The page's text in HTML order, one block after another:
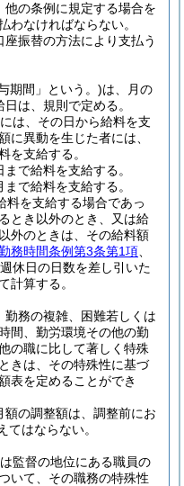
他の条例に規定する場合を
わなければならない。
振替の方法により支払う
期間」という。)は、月の
は、規則で定める。
は、その日から給料を支
に異動を生じた者には、
を支給する。
で給料を支給する。
で給料を支給する。
料を支給する場合であっ
とき以外のとき、又は給
外のときは、その給料額
務時間条例第3条第1項
休日の日数を差し引いた
計算する。
務の複雑、困難若しくは
間、勤労環境その他の勤
の職に比して著しく特殊
きは、その特殊性に基づ
表を定めることができ
の調整額は、調整前にお
はならない。
監督の地位にある職員の
いて、その職務の特殊性